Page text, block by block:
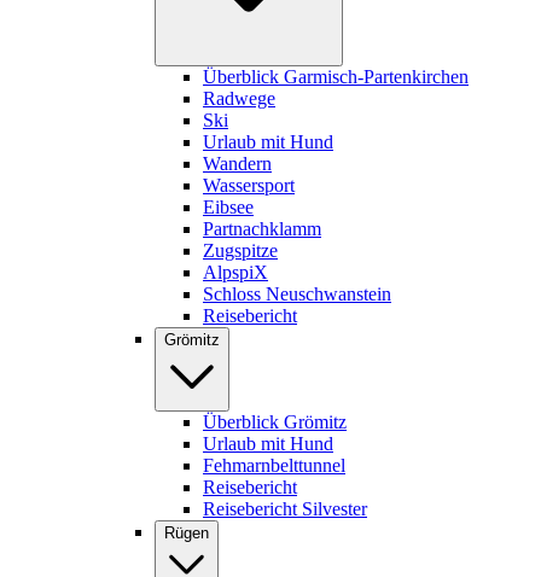
Überblick Garmisch-Partenkirchen
Radwege
Ski
Urlaub mit Hund
Wandern
Wassersport
Eibsee
Partnachklamm
Zugspitze
AlpspiX
Schloss Neuschwanstein
Reisebericht
Grömitz
Überblick Grömitz
Urlaub mit Hund
Fehmarnbelttunnel
Reisebericht
Reisebericht Silvester
Rügen